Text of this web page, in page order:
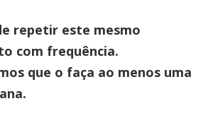
repetir este mesmo
com frequência.
que o faça ao menos uma